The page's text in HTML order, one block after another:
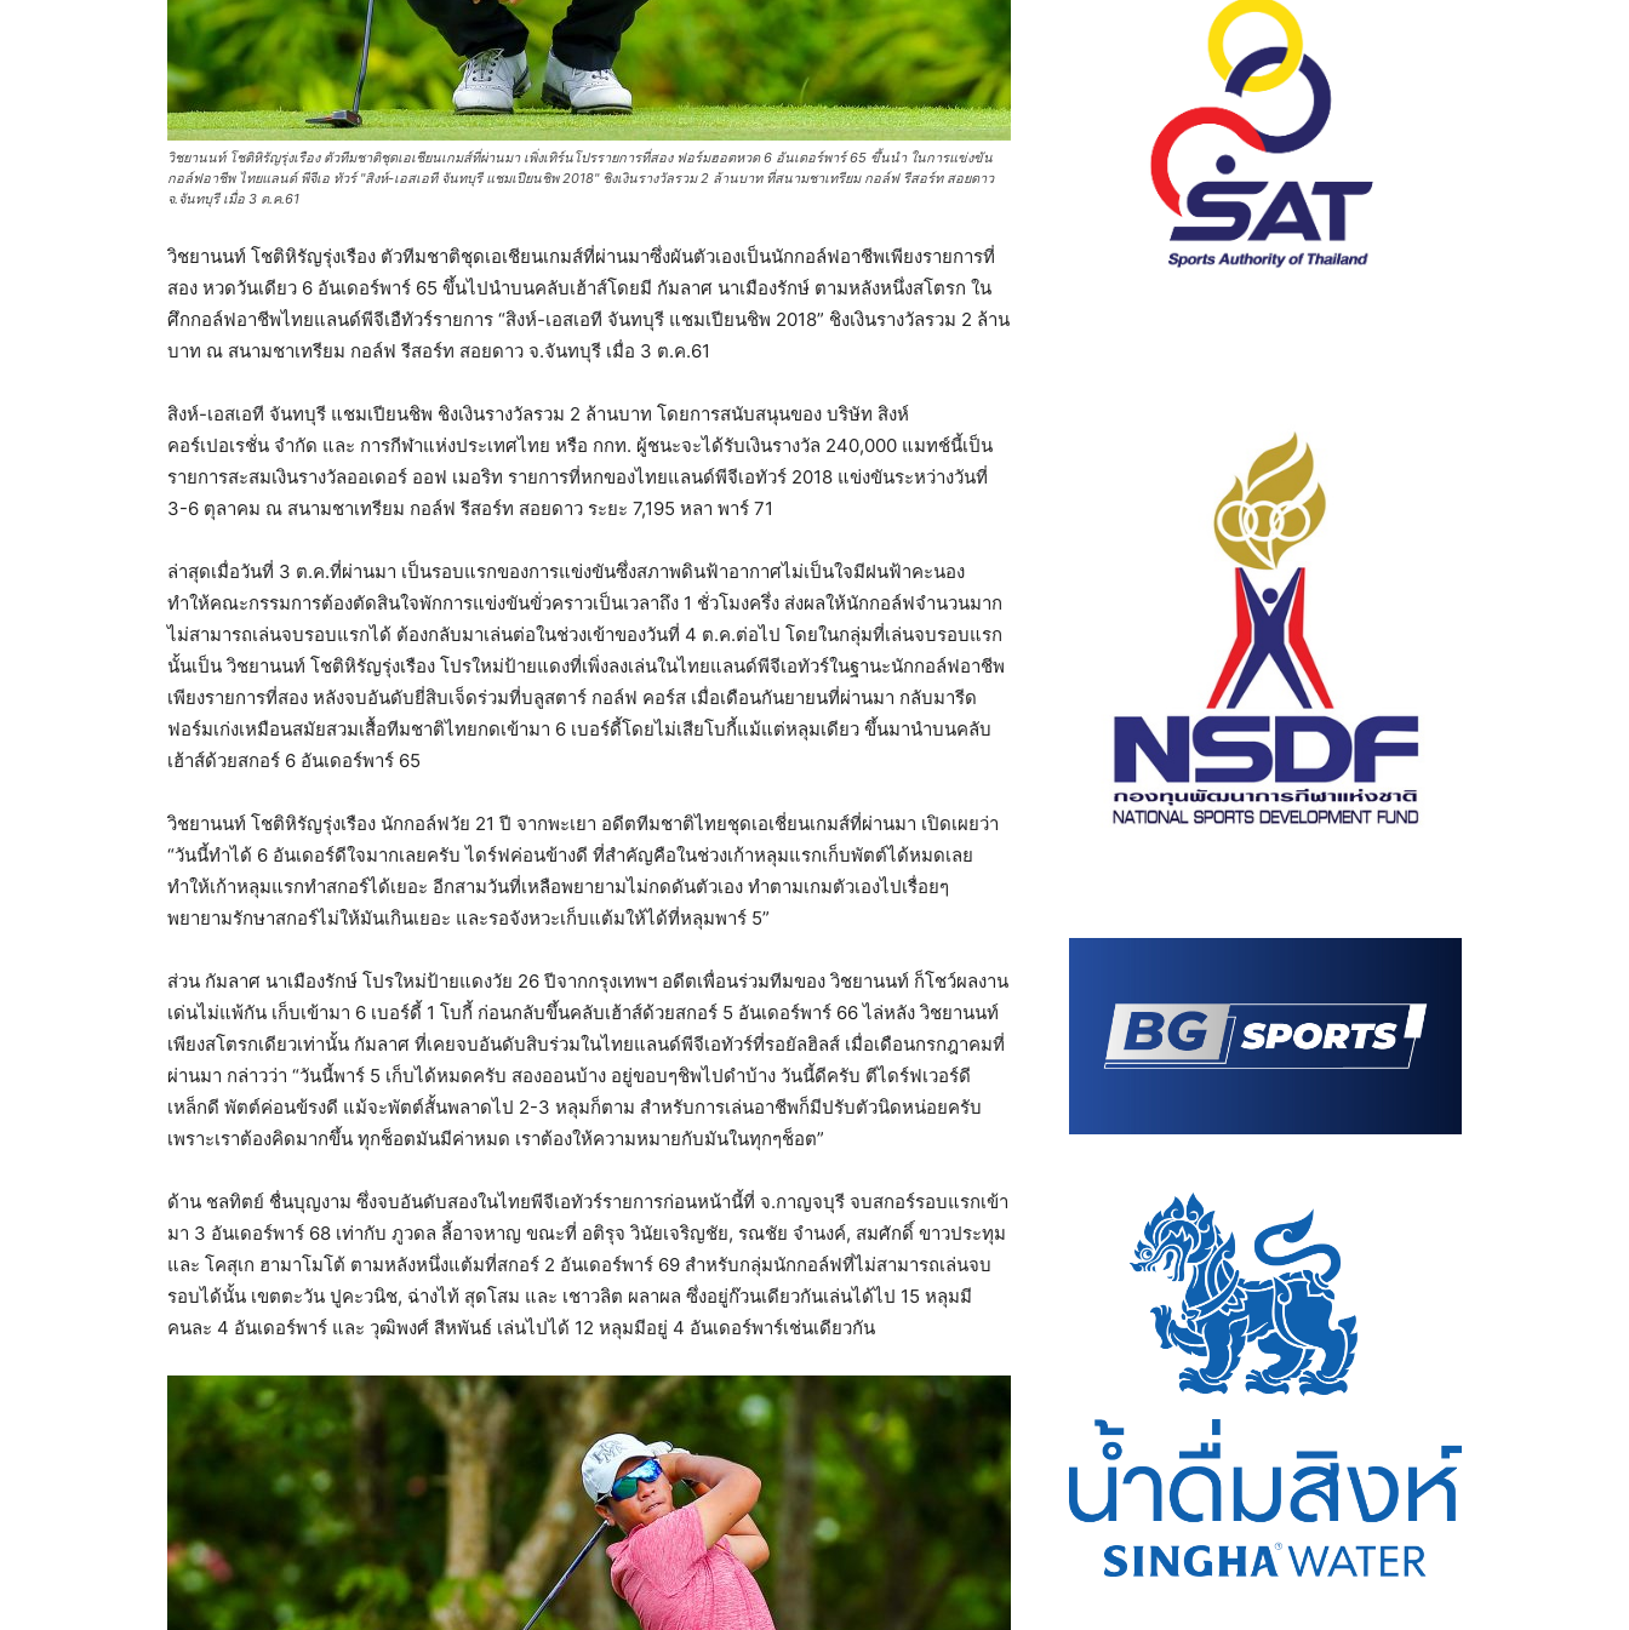
วิชยานนท์ โชติหิรัญรุ่งเรือง ตัวทีมชาติชุดเอเชียนเกมส์ที่ผ่านมา เพิ่งเทิร์นโปรรายการที่สอง ฟอร์มฮอตหวด 6 อันเดอร์พาร์ 65 ขึ้นนำ ในการแข่งขัน
กอล์ฟอาชีพ ไทยแลนด์ พีจีเอ ทัวร์ "สิงห์-เอสเอที จันทบุรี แชมเปียนชิพ 2018" ชิงเงินรางวัลรวม 2 ล้านบาท ที่สนามชาเทรียม กอล์ฟ รีสอร์ท สอยดาว
จ.จันทบุรี เมื่อ 3 ต.ค.61
วิชยานนท์ โชติหิรัญรุ่งเรือง ตัวทีมชาติชุดเอเชียนเกมส์ที่ผ่านมาซึ่งผันตัวเองเป็นนักกอล์ฟอาชีพเพียงรายการที่
สอง หวดวันเดียว 6 อันเดอร์พาร์ 65 ขึ้นไปนำบนคลับเฮ้าส์โดยมี กัมลาศ นาเมืองรักษ์ ตามหลังหนึ่งสโตรก ใน
ศึกกอล์ฟอาชีพไทยแลนด์พีจีเอืทัวร์รายการ “สิงห์-เอสเอที จันทบุรี แชมเปียนชิพ 2018” ชิงเงินรางวัลรวม 2 ล้าน
บาท ณ สนามชาเทรียม กอล์ฟ รีสอร์ท สอยดาว จ.จันทบุรี เมื่อ 3 ต.ค.61
สิงห์-เอสเอที จันทบุรี แชมเปียนชิพ ชิงเงินรางวัลรวม 2 ล้านบาท โดยการสนับสนุนของ บริษัท สิงห์
คอร์เปอเรชั่น จำกัด และ การกีฬาแห่งประเทศไทย หรือ กกท. ผู้ชนะจะได้รับเงินรางวัล 240,000 แมทช์นี้เป็น
รายการสะสมเงินรางวัลออเดอร์ ออฟ เมอริท รายการที่หกของไทยแลนด์พีจีเอทัวร์ 2018 แข่งขันระหว่างวันที่
3-6 ตุลาคม ณ สนามชาเทรียม กอล์ฟ รีสอร์ท สอยดาว ระยะ 7,195 หลา พาร์ 71
ล่าสุดเมื่อวันที่ 3 ต.ค.ที่ผ่านมา เป็นรอบแรกของการแข่งขันซึ่งสภาพดินฟ้าอากาศไม่เป็นใจมีฝนฟ้าคะนอง
ทำให้คณะกรรมการต้องตัดสินใจพักการแข่งขันขั่วคราวเป็นเวลาถึง 1 ชั่วโมงครึ่ง ส่งผลให้นักกอล์ฟจำนวนมาก
ไม่สามารถเล่นจบรอบแรกได้ ต้องกลับมาเล่นต่อในช่วงเข้าของวันที่ 4 ต.ค.ต่อไป โดยในกลุ่มที่เล่นจบรอบแรก
นั้นเป็น วิชยานนท์ โชติหิรัญรุ่งเรือง โปรใหม่ป้ายแดงที่เพิ่งลงเล่นในไทยแลนด์พีจีเอทัวร์ในฐานะนักกอล์ฟอาชีพ
เพียงรายการที่สอง หลังจบอันดับยี่สิบเจ็ดร่วมที่บลูสตาร์ กอล์ฟ คอร์ส เมื่อเดือนกันยายนที่ผ่านมา กลับมารีด
ฟอร์มเก่งเหมือนสมัยสวมเสื้อทีมชาติไทยกดเข้ามา 6 เบอร์ดี้โดยไม่เสียโบกี้แม้แต่หลุมเดียว ขึ้นมานำบนคลับ
เฮ้าส์ด้วยสกอร์ 6 อันเดอร์พาร์ 65
วิชยานนท์ โชติหิรัญรุ่งเรือง นักกอล์ฟวัย 21 ปี จากพะเยา อดีตทีมชาติไทยชุดเอเชี่ยนเกมส์ที่ผ่านมา เปิดเผยว่า
“วันนี้ทำได้ 6 อันเดอร์ดีใจมากเลยครับ ไดร์ฟค่อนข้างดี ที่สำคัญคือในช่วงเก้าหลุมแรกเก็บพัตต์ได้หมดเลย
ทำให้เก้าหลุมแรกทำสกอร์ได้เยอะ อีกสามวันที่เหลือพยายามไม่กดดันตัวเอง ทำตามเกมตัวเองไปเรื่อยๆ
พยายามรักษาสกอร์ไม่ให้มันเกินเยอะ และรอจังหวะเก็บแต้มให้ได้ที่หลุมพาร์ 5”
ส่วน กัมลาศ นาเมืองรักษ์ โปรใหม่ป้ายแดงวัย 26 ปีจากกรุงเทพฯ อดีตเพื่อนร่วมทีมของ วิชยานนท์ ก็โชว์ผลงาน
เด่นไม่แพ้กัน เก็บเข้ามา 6 เบอร์ดี้ 1 โบกี้ ก่อนกลับขึ้นคลับเฮ้าส์ด้วยสกอร์ 5 อันเดอร์พาร์ 66 ไล่หลัง วิชยานนท์
เพียงสโตรกเดียวเท่านั้น กัมลาศ ที่เคยจบอันดับสิบร่วมในไทยแลนด์พีจีเอทัวร์ที่รอยัลฮิลส์ เมื่อเดือนกรกฎาคมที่
ผ่านมา กล่าวว่า “วันนี้พาร์ 5 เก็บได้หมดครับ สองออนบ้าง อยู่ขอบๆชิพไปดำบ้าง วันนี้ดีครับ ตีไดร์ฟเวอร์ดี
เหล็กดี พัตต์ค่อนข้รงดี แม้จะพัตต์สั้นพลาดไป 2-3 หลุมก็ตาม สำหรับการเล่นอาชีพก็มีปรับตัวนิดหน่อยครับ
เพราะเราต้องคิดมากขึ้น ทุกช็อตมันมีค่าหมด เราต้องให้ความหมายกับมันในทุกๆช็อต”
ด้าน ชลทิตย์ ชื่นบุญงาม ซึ่งจบอันดับสองในไทยพีจีเอทัวร์รายการก่อนหน้านี้ที่ จ.กาญจบุรี จบสกอร์รอบแรกเข้า
มา 3 อันเดอร์พาร์ 68 เท่ากับ ภูวดล ลี้อาจหาญ ขณะที่ อติรุจ วินัยเจริญชัย, รณชัย จำนงค์, สมศักดิ์ ขาวประทุม
และ โคสุเก ฮามาโมโต้ ตามหลังหนึ่งแต้มที่สกอร์ 2 อันเดอร์พาร์ 69 สำหรับกลุ่มนักกอล์ฟที่ไม่สามารถเล่นจบ
รอบได้นั้น เขตตะวัน ปูคะวนิช, ฉ่างไท้ สุดโสม และ เชาวลิต ผลาผล ซึ่งอยู่ก๊วนเดียวกันเล่นได้ไป 15 หลุมมี
คนละ 4 อันเดอร์พาร์ และ วุฒิพงศ์ สีหพันธ์ เล่นไปได้ 12 หลุมมีอยู่ 4 อันเดอร์พาร์เช่นเดียวกัน